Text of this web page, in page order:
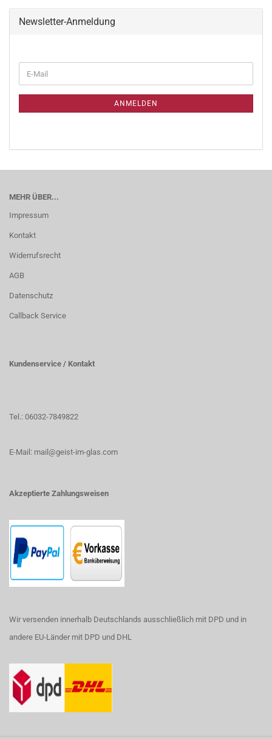
Newsletter-Anmeldung
ANMELDEN
MEHR ÜBER...
Impressum
Kontakt
Widerrufsrecht
AGB
Datenschutz
Callback Service
Kundenservice / Kontakt
Tel.: 06032-7849822
E-Mail: mail@geist-im-glas.com
Akzeptierte Zahlungsweisen
Wir versenden innerhalb Deutschlands ausschließlich mit DPD und in
andere EU-Länder mit DPD und DHL